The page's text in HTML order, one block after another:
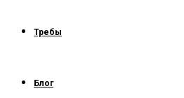
Требы
Блог